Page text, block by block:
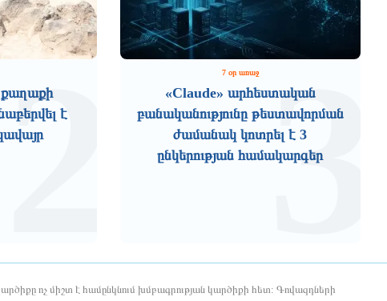
է
2 7 օր առաջ
«Claude» արհեստական
բանականությունը թեստավորման
ժամանակ կոտրել է 3
ընկերության համակարգեր
3
ոչ միշտ է համընկնում խմբագրության կարծիքի հետ: Գովազդների